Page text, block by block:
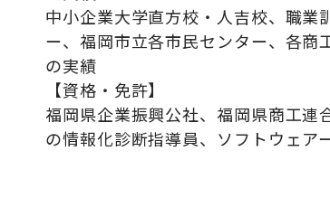
中小企業大学直方校・人吉校、職業
ー、福岡市立各市民センター、各商
の実績
【資格・免許】
福岡県企業振興公社、福岡県商工連
の情報化診断指導員、ソフトウェア